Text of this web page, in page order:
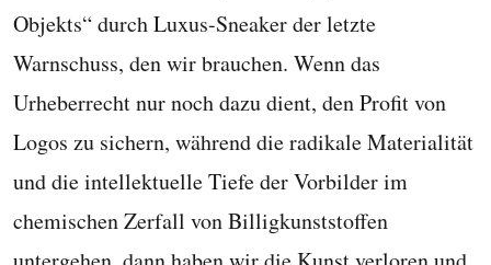
Objekts“ durch Luxus-Sneaker der letzte
Warnschuss, den wir brauchen. Wenn das
Urheberrecht nur noch dazu dient, den Profit von
Logos zu sichern, während die radikale Materialität
und die intellektuelle Tiefe der Vorbilder im
chemischen Zerfall von Billigkunststoffen